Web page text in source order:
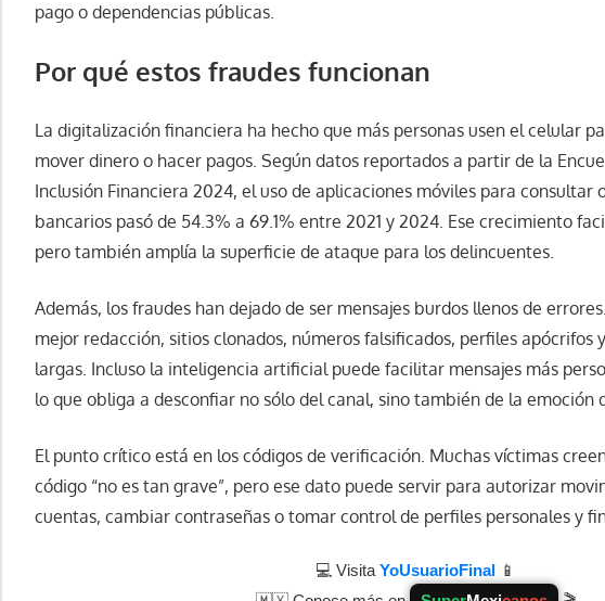
pago o dependencias públicas.
Por qué estos fraudes funcionan
La digitalización financiera ha hecho que más personas usen el celular
mover dinero o hacer pagos. Según datos reportados a partir de la
Inclusión Financiera 2024, el uso de aplicaciones móviles para consultar
bancarios pasó de 54.3% a 69.1% entre 2021 y 2024. Ese crecimiento
pero también amplía la superficie de ataque para los delincuentes.
Además, los fraudes han dejado de ser mensajes burdos llenos de
mejor redacción, sitios clonados, números falsificados, perfiles apócrifos
largas. Incluso la inteligencia artificial puede facilitar mensajes más
lo que obliga a desconfiar no sólo del canal, sino también de la emoción
El punto crítico está en los códigos de verificación. Muchas víctimas
código “no es tan grave”, pero ese dato puede servir para autorizar
cuentas, cambiar contraseñas o tomar control de perfiles personales y
💻 VisitaYoUsuarioFinal 📱